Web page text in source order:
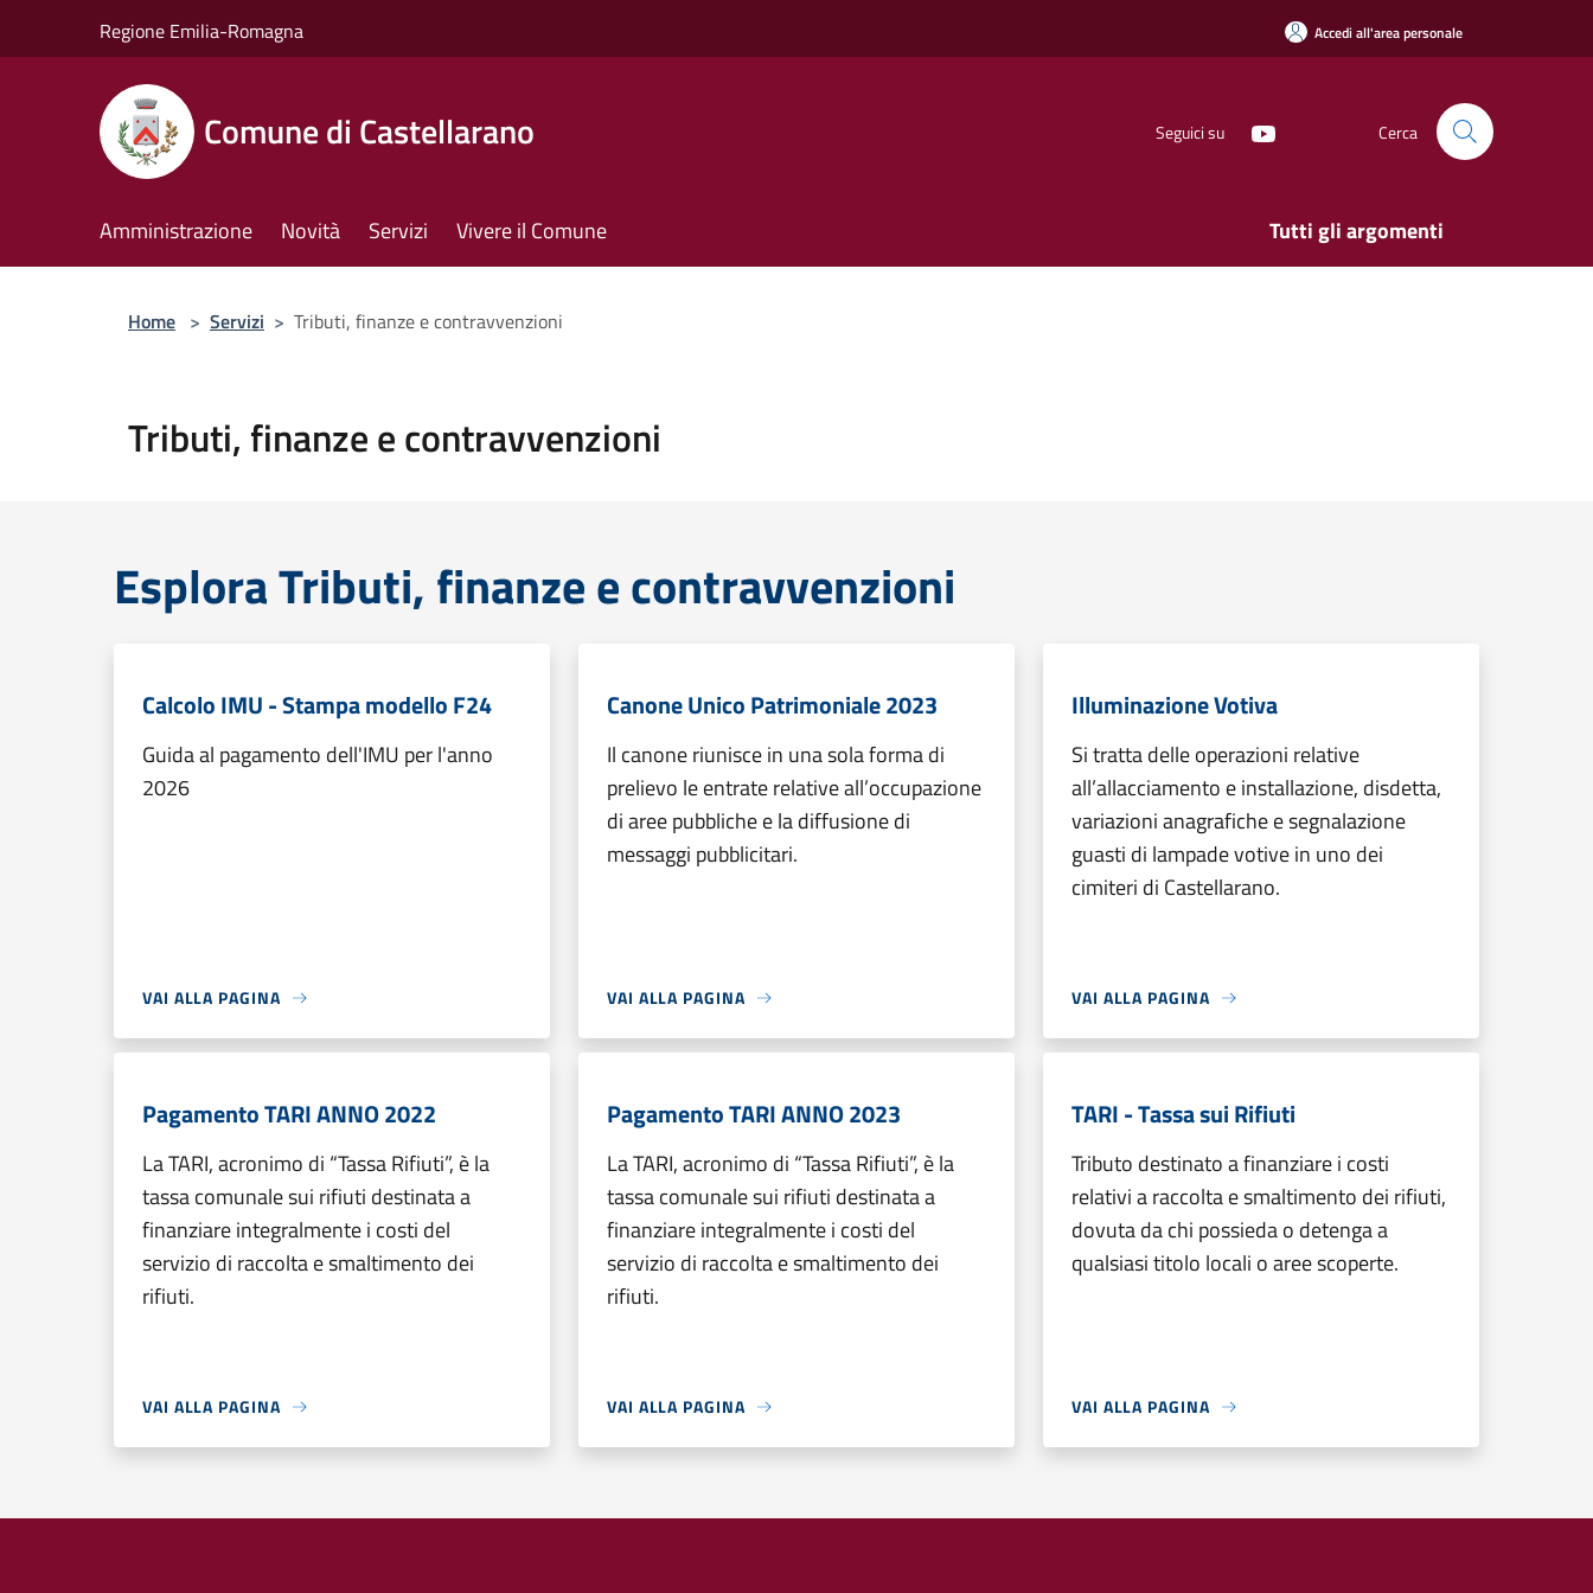
Regione Emilia-Romagna Accedi all'area personale
Comune di Castellarano Seguici su Cerca
Amministrazione Novità Servizi Vivere il Comune Tutti gli argomenti
Home > Servizi > Tributi, finanze e contravvenzioni
Tributi, finanze e contravvenzioni
Esplora Tributi, finanze e contravvenzioni
Calcolo IMU - Stampa modello F24
Guida al pagamento dell'IMU per l'anno
2026
VAI ALLA PAGINA
Canone Unico Patrimoniale 2023
Il canone riunisce in una sola forma di
prelievo le entrate relative all’occupazione
di aree pubbliche e la diffusione di
messaggi pubblicitari.
VAI ALLA PAGINA
Illuminazione Votiva
Si tratta delle operazioni relative
all’allacciamento e installazione, disdetta,
variazioni anagrafiche e segnalazione
guasti di lampade votive in uno dei
cimiteri di Castellarano.
VAI ALLA PAGINA
Pagamento TARI ANNO 2022
La TARI, acronimo di “Tassa Rifiuti”, è la
tassa comunale sui rifiuti destinata a
finanziare integralmente i costi del
servizio di raccolta e smaltimento dei
rifiuti.
VAI ALLA PAGINA
Pagamento TARI ANNO 2023
La TARI, acronimo di “Tassa Rifiuti”, è la
tassa comunale sui rifiuti destinata a
finanziare integralmente i costi del
servizio di raccolta e smaltimento dei
rifiuti.
VAI ALLA PAGINA
TARI - Tassa sui Rifiuti
Tributo destinato a finanziare i costi
relativi a raccolta e smaltimento dei rifiuti,
dovuta da chi possieda o detenga a
qualsiasi titolo locali o aree scoperte.
VAI ALLA PAGINA